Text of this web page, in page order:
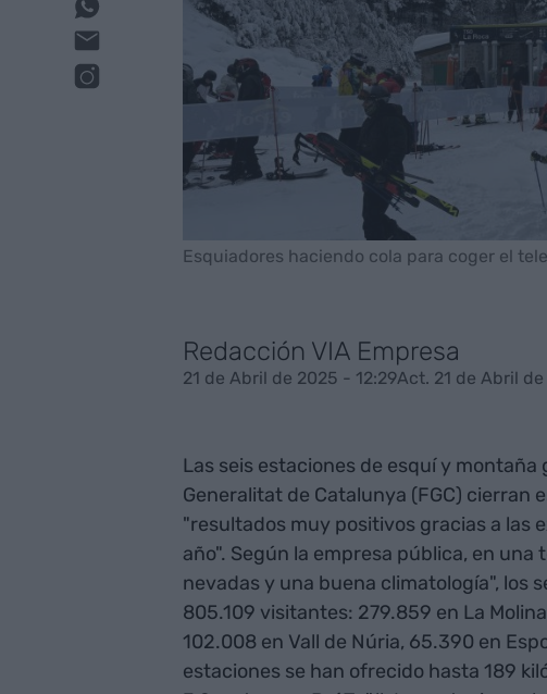
Esquiadores haciendo cola para coger el
Redacción VIA Empresa
21 de Abril de 2025 - 12:29Act. 21 de Abril
Las seis estaciones de esquí y
Generalitat de Catalunya (FGC) cierran
"resultados muy positivos gracias a las
año". Según la empresa pública, en
nevadas y una buena climatología", los
805.109 visitantes: 279.859 en La
102.008 en Vall de Núria, 65.390 en
estaciones se han ofrecido hasta 189